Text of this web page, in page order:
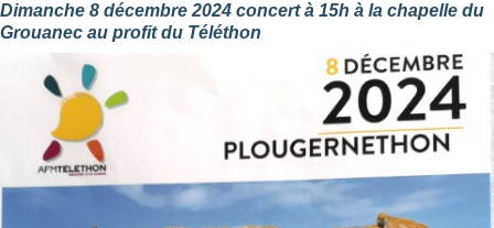
Dimanche 8 décembre 2024 concert à 15h à la chapelle du
Grouanec au profit du Téléthon